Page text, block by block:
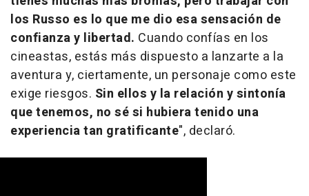
los Russo es lo que me dio esa sensación de
confianza y libertad. Cuando confías en los
cineastas, estás más dispuesto a lanzarte a la
aventura y, ciertamente, un personaje como este
exige riesgos. Sin ellos y la relación y sintonía
que tenemos, no sé si hubiera tenido una
experiencia tan gratificante", declaró.